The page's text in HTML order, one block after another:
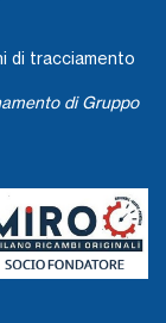
di tracciamento
di Gruppo